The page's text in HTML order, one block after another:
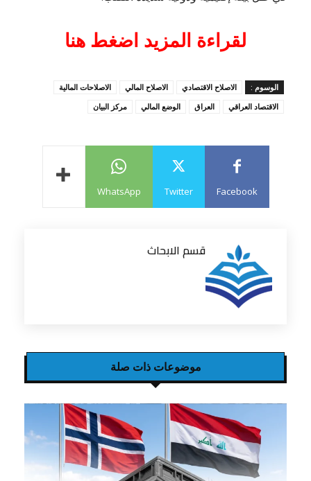
لقراءة المزيد اضغط هنا
الوسوم : الاصلاح الاقتصادي الاصلاح المالي
الاصلاحات المالية
الاقتصاد العراقي
العراق الوضع المالي مركز البيان
Facebook
Twitter
WhatsApp
قسم الابحاث
موضوعات ذات صلة